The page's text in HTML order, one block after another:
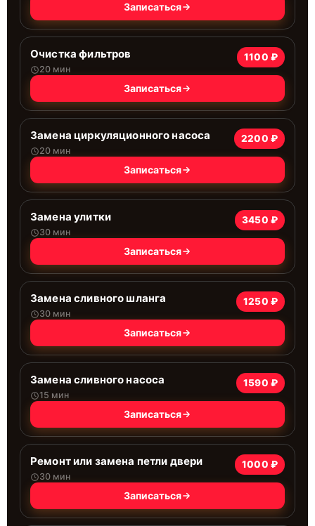
Записаться
Очистка фильтров
20 мин
1100 ₽
Записаться
Замена циркуляционного насоса
20 мин
2200 ₽
Записаться
Замена улитки
30 мин
3450 ₽
Записаться
Замена сливного шланга
30 мин
1250 ₽
Записаться
Замена сливного насоса
15 мин
1590 ₽
Записаться
Ремонт или замена петли двери
30 мин
1000 ₽
Записаться